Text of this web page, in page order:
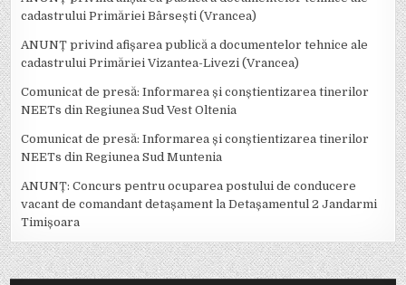
cadastrului Primăriei Bârsești (Vrancea)
ANUNȚ privind afișarea publică a documentelor tehnice ale
cadastrului Primăriei Vizantea-Livezi (Vrancea)
Comunicat de presă: Informarea și conștientizarea tinerilor
NEETs din Regiunea Sud Vest Oltenia
Comunicat de presă: Informarea și conștientizarea tinerilor
NEETs din Regiunea Sud Muntenia
ANUNȚ: Concurs pentru ocuparea postului de conducere
vacant de comandant detașament la Detașamentul 2 Jandarmi
Timișoara